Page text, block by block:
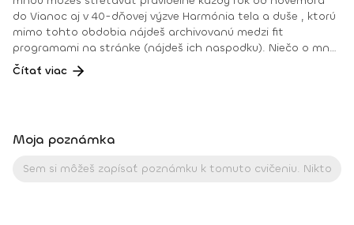
do Vianoc aj v 40-dňovej výzve Harmónia tela a duše , ktorú
mimo tohto obdobia nájdeš archivovanú medzi fit
programami na stránke (nájdeš ich naspodku). Niečo o mne.
Od detstva som sa venovala rôznym druhom pohybu, najmä
tancu, pri ktorom som cítila slobodu a radosť. Neskôr som
a odpovede na hlbšie otázky. Joge sa aktívne venujem od
ako robia pokroky a ako im joga pomáha zlepšiť kvalitu ich
Čítať viac
Moja poznámka